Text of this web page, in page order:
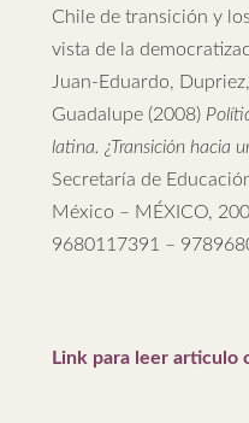
Chile de transición y
vista de la
Juan-Eduardo,
Guadalupe (2008)
latina. ¿Transición hacia
Secretaría de
México – MÉXICO,
9680117391 –
Link para leer articulo